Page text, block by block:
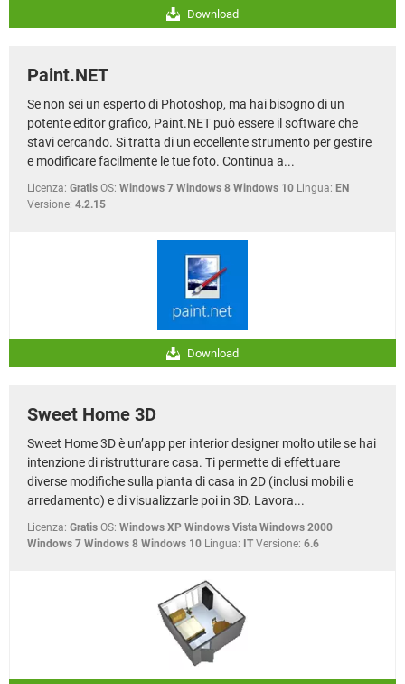
Download
Paint.NET
Se non sei un esperto di Photoshop, ma hai bisogno di un
potente editor grafico, Paint.NET può essere il software che
stavi cercando. Si tratta di un eccellente strumento per gestire
e modificare facilmente le tue foto. Continua a...
Licenza: Gratis OS: Windows 7 Windows 8 Windows 10 Lingua: EN
Versione: 4.2.15
Download
Sweet Home 3D
Sweet Home 3D è un’app per interior designer molto utile se hai
intenzione di ristrutturare casa. Ti permette di effettuare
diverse modifiche sulla pianta di casa in 2D (inclusi mobili e
arredamento) e di visualizzarle poi in 3D. Lavora...
Licenza: Gratis OS: Windows XP Windows Vista Windows 2000
Windows 7 Windows 8 Windows 10 Lingua: IT Versione: 6.6